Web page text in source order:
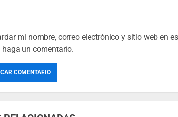
mi nombre, correo electrónico y sitio web en
haga un comentario.